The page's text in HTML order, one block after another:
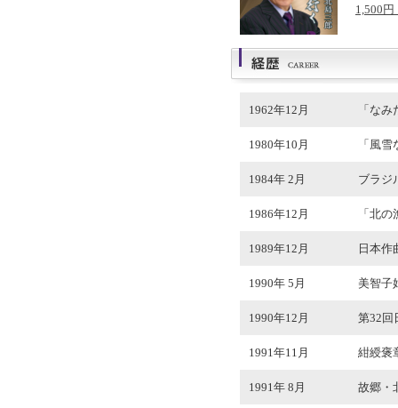
1,500
1962年12月 「な
1980年10月 「風
1984年 2月 ブラジ
1986年12月 「北
1989年12月 日本作
1990年 5月 美智子
1990年12月 第32回
1991年11月 紺綬褒
1991年 8月 故郷・